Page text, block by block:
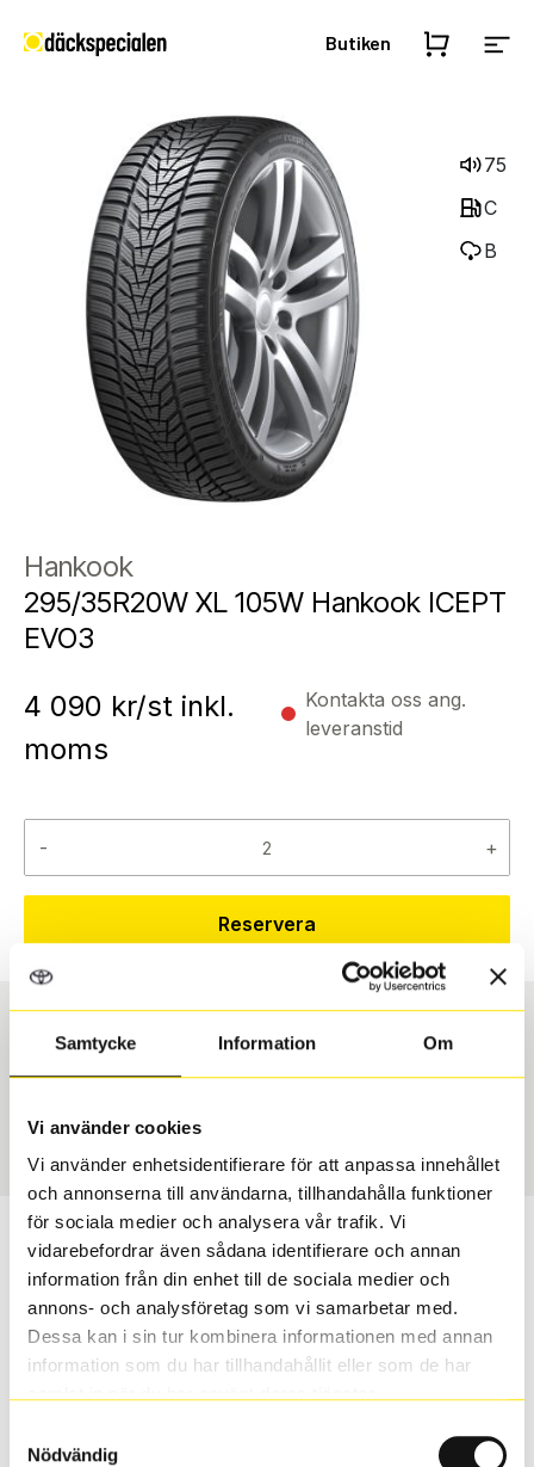
Samtycke Information Om
Vi använder cookies
Vi använder enhetsidentifierare för att anpassa innehållet
och annonserna till användarna, tillhandahålla funktioner
för sociala medier och analysera vår trafik. Vi
vidarebefordrar även sådana identifierare och annan
information från din enhet till de sociala medier och
annons- och analysföretag som vi samarbetar med.
Dessa kan i sin tur kombinera informationen med annan
information som du har tillhandahållit eller som de har
Nödvändig
Butiken
75
C
B
Hankook
295/35R20W XL 105W Hankook ICEPT
EVO3
4 090 kr/st inkl.
moms
Kontakta oss ang.
leveranstid
- +
Reservera
Däcktyp
Vinter
Däckstorlek
295/35 R 20 105W
1455
Passar detta däck min bil?
Ange registreringsnummer för att se om det däck du
valt passar din bilmodell. Om du köper däck som skall
sättas på dina befintliga fälgar, se till att kolla en extra
inte vara samma dimension som bilen hade ut från